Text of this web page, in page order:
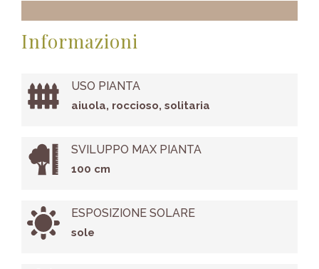
Informazioni
USO PIANTA
aiuola, roccioso, solitaria
SVILUPPO MAX PIANTA
100 cm
ESPOSIZIONE SOLARE
sole